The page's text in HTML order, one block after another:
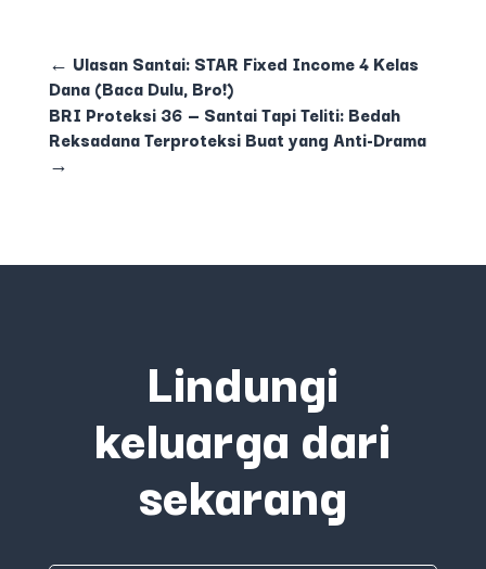
← Ulasan Santai: STAR Fixed Income 4 Kelas
Dana (Baca Dulu, Bro!)
BRI Proteksi 36 — Santai Tapi Teliti: Bedah
Reksadana Terproteksi Buat yang Anti-Drama
→
Lindungi
keluarga dari
sekarang